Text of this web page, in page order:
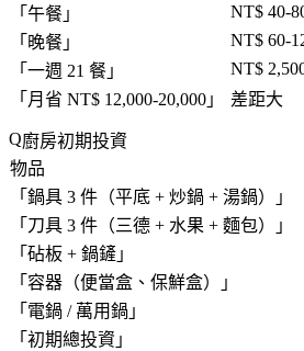
「 午餐 」 NT$ 40-
「 晚餐 」 NT$ 60-
「 一週 21 餐 」 NT$
「 月省 NT$ 12,000-20,000 」 差距大
廚房初期投資
物品
「 鍋具 3 件（平底 + 炒鍋 + 湯鍋） 」
「 刀具 3 件（三德 + 水果 + 麵包） 」
「 砧板 + 鍋鏟 」
「 容器（便當盒、保鮮盒） 」
「 電鍋 / 萬用鍋 」
「 初期總投資 」